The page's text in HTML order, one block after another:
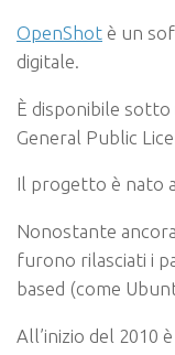
OpenShot è un
digitale.
È disponibile sotto
General Public
Il progetto è nato
Nonostante
furono rilasciati i
based (come
All’inizio del 2010